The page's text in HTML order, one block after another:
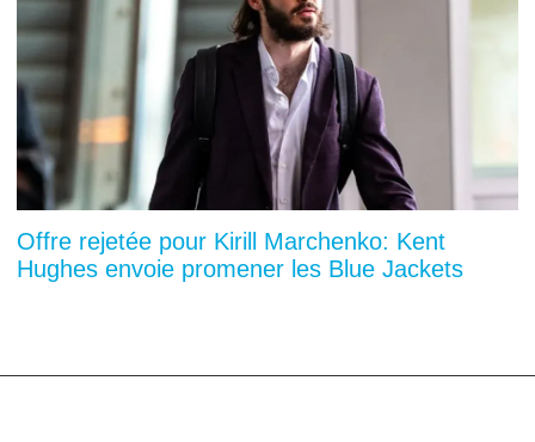
Offre rejetée pour Kirill Marchenko: Kent
Hughes envoie promener les Blue Jackets